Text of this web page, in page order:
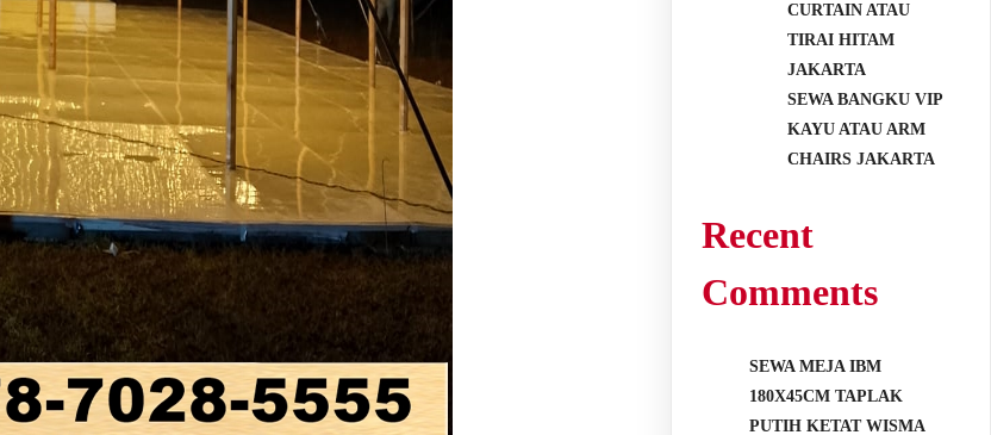
CURTAIN ATAU
TIRAI HITAM
JAKARTA
SEWA BANGKU VIP
KAYU ATAU ARM
CHAIRS JAKARTA
Recent
Comments
SEWA MEJA IBM
180X45CM TAPLAK
PUTIH KETAT WISMA